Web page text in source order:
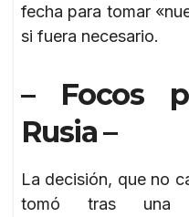
fecha para tomar
si fuera necesario.
– Focos
Rusia –
La decisión, que no
tomó tras una